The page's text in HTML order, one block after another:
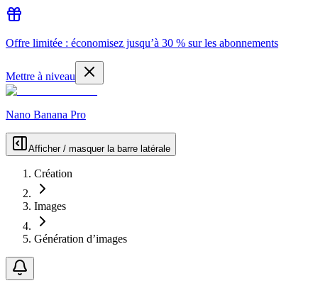
Offre limitée : économisez jusqu’à 30 % sur les abonnements
Mettre à niveau
Nano Banana Pro
Afficher / masquer la barre latérale
Création
Images
Génération d’images